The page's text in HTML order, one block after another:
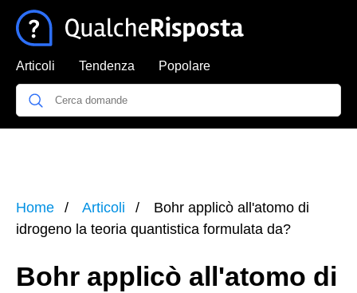
Articoli Tendenza Popolare
Home Articoli
Bohr applicò all'atomo di
idrogeno la teoria quantistica formulata da?
Bohr applicò all'atomo di